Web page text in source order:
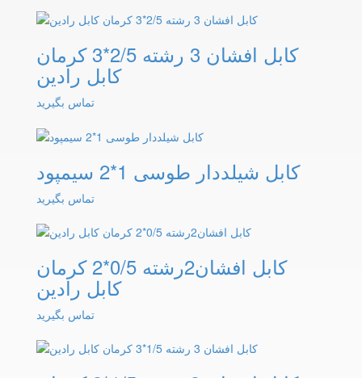
کابل افشان 3 رشته 2/5*3 کرمان
کابل رادین
تماس بگیرید
کابل شیلددار طوسی 1*2 سیمپود
تماس بگیرید
کابل افشان2رشته 0/5*2 کرمان
کابل رادین
تماس بگیرید